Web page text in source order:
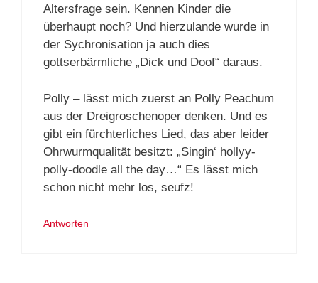
Altersfrage sein. Kennen Kinder die
überhaupt noch? Und hierzulande wurde in
der Sychronisation ja auch dies
gottserbärmliche „Dick und Doof“ daraus.
Polly – lässt mich zuerst an Polly Peachum
aus der Dreigroschenoper denken. Und es
gibt ein fürchterliches Lied, das aber leider
Ohrwurmqualität besitzt: „Singin‘ hollyy-
polly-doodle all the day…“ Es lässt mich
schon nicht mehr los, seufz!
Antworten